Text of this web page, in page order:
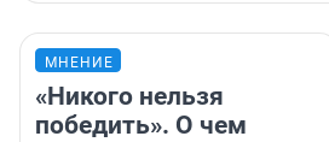
МНЕНИЕ
«Никого нельзя
победить». О чем